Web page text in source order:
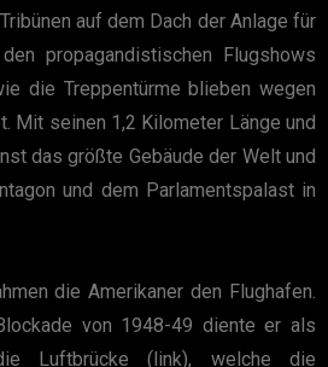
auf dem Dach der Anlage für
propagandistischen Flugshows
die Treppentürme blieben wegen
Mit seinen 1,2 Kilometer Länge und
das größte Gebäude der Welt und
und dem Parlamentspalast in
die Amerikaner den Flughafen.
von 1948-49 diente er als
Luftbrücke (link), welche die